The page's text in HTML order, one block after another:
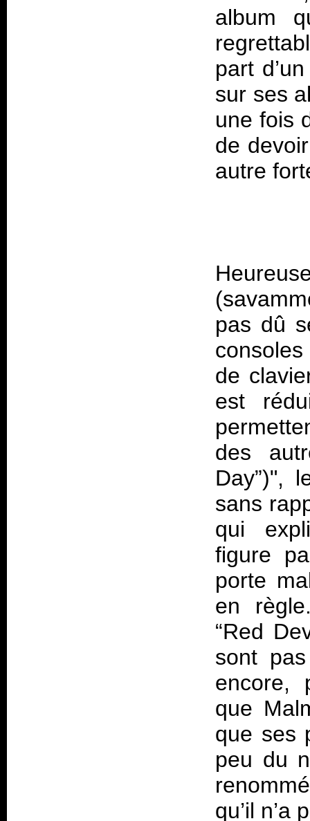
album
part
sur ses
une fois
de
pas dû
de
est
des
Day”)",
sans
qui
figure
porte
en
“Red
sont
encore,
que
que ses
peu du